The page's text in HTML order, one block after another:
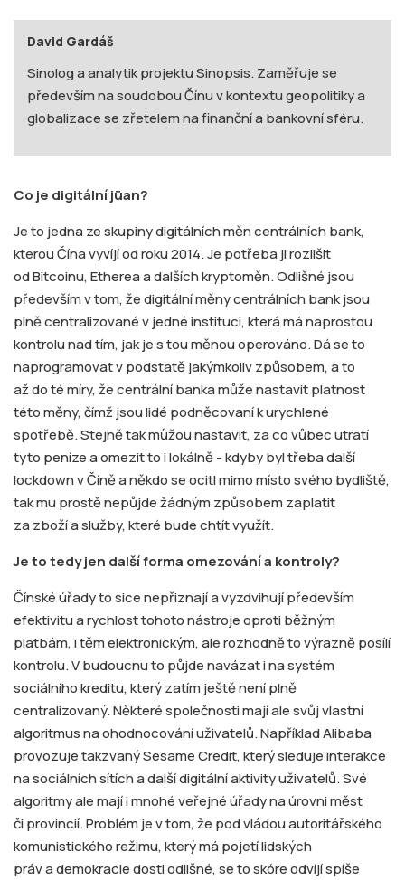
David Gardáš
Sinolog a analytik projektu Sinopsis. Zaměřuje se
především na soudobou Čínu v kontextu geopolitiky a
globalizace se zřetelem na finanční a bankovní sféru.
Co je digitální jüan?
Je to jedna ze skupiny digitálních měn centrálních bank,
kterou Čína vyvíjí od roku 2014. Je potřeba ji rozlišit
od Bitcoinu, Etherea a dalších kryptoměn. Odlišné jsou
především v tom, že digitální měny centrálních bank jsou
plně centralizované v jedné instituci, která má naprostou
kontrolu nad tím, jak je s tou měnou operováno. Dá se to
naprogramovat v podstatě jakýmkoliv způsobem, a to
až do té míry, že centrální banka může nastavit platnost
této měny, čímž jsou lidé podněcovaní k urychlené
spotřebě. Stejně tak můžou nastavit, za co vůbec utratí
tyto peníze a omezit to i lokálně - kdyby byl třeba další
lockdown v Číně a někdo se ocitl mimo místo svého bydliště,
tak mu prostě nepůjde žádným způsobem zaplatit
za zboží a služby, které bude chtít využít.
Je to tedy jen další forma omezování a kontroly?
Čínské úřady to sice nepřiznají a vyzdvihují především
efektivitu a rychlost tohoto nástroje oproti běžným
platbám, i těm elektronickým, ale rozhodně to výrazně posílí
kontrolu. V budoucnu to půjde navázat i na systém
sociálního kreditu, který zatím ještě není plně
centralizovaný. Některé společnosti mají ale svůj vlastní
algoritmus na ohodnocování uživatelů. Například Alibaba
provozuje takzvaný Sesame Credit, který sleduje interakce
na sociálních sítích a další digitální aktivity uživatelů. Své
algoritmy ale mají i mnohé veřejné úřady na úrovni měst
či provincií. Problém je v tom, že pod vládou autoritářského
komunistického režimu, který má pojetí lidských
práv a demokracie dosti odlišné, se to skóre odvíjí spíše